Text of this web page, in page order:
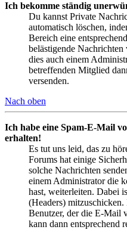
Ich bekomme ständig
Du kannst Private
automatisch löschen,
Bereich eine
belästigende Nachrichten
dies auch einem
betreffenden Mitglied
versenden.
Nach oben
Ich habe eine Spam-E-Mail
erhalten!
Es tut uns leid, das zu
Forums hat einige
solche Nachrichten
einem Administrator die
hast, weiterleiten. Dabei
(Headers)
Benutzer, der die E-Mail
kann dann entsprechend